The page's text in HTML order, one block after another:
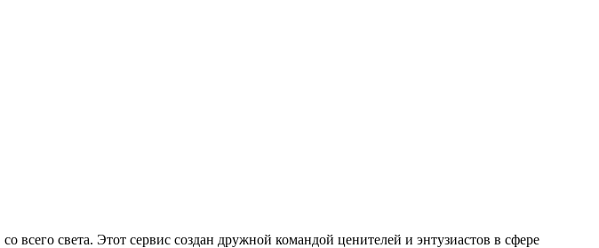
света. Этот сервис создан дружной командой ценителей и энтузиастов в сфере